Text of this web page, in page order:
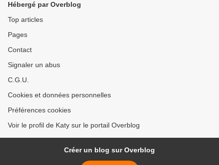
Hébergé par Overblog
Top articles
Pages
Contact
Signaler un abus
C.G.U.
Cookies et données personnelles
Préférences cookies
Voir le profil de Katy sur le portail Overblog
Créer un blog sur Overblog